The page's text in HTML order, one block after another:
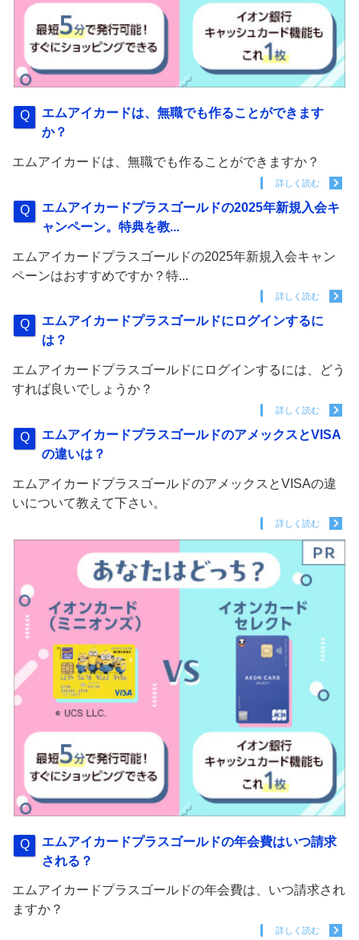
エムアイカードは、無職でも作ることができます
か？
エムアイカードは、無職でも作ることができますか？
詳しく読む
エムアイカードプラスゴールドの2025年新規入会キ
ャンペーン。特典を教...
エムアイカードプラスゴールドの2025年新規入会キャン
ペーンはおすすめですか？特...
詳しく読む
エムアイカードプラスゴールドにログインするに
は？
エムアイカードプラスゴールドにログインするには、どう
すれば良いでしょうか？
詳しく読む
エムアイカードプラスゴールドのアメックスとVISA
の違いは？
エムアイカードプラスゴールドのアメックスとVISAの違
いについて教えて下さい。
詳しく読む
エムアイカードプラスゴールドの年会費はいつ請求
される？
エムアイカードプラスゴールドの年会費は、いつ請求され
ますか？
詳しく読む